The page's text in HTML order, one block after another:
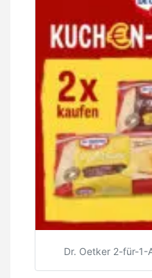
Dr. Oetker 2-für-1-